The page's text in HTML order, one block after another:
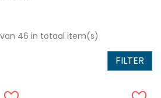
FILTER
van 46 in totaal item(s)